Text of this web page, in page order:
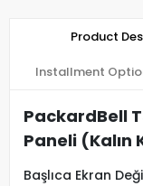
Product
Installment
PackardBell
Paneli (Kalın
Başlıca Ekran